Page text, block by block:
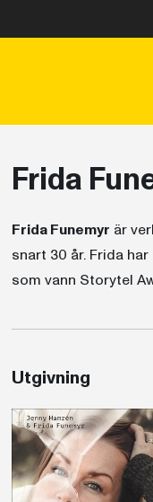
Frida
Frida Funemyr är
snart 30 år. Frida
som vann Storytel
Utgivning